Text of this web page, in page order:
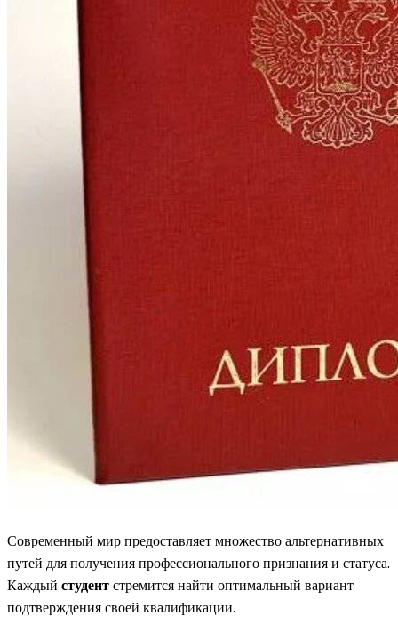
Современный мир предоставляет множество альтернативных
путей для получения профессионального признания и статуса.
Каждый студентстремится найти оптимальный вариант
подтверждения своей квалификации.